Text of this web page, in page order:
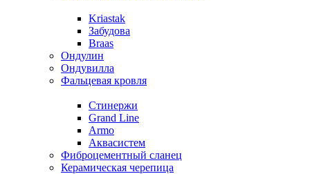
Kriastak
Забудова
Braas
Ондулин
Ондувилла
Фальцевая кровля
Стинержи
Grand Line
Armo
Аквасистем
Фиброцементный сланец
Керамическая черепица